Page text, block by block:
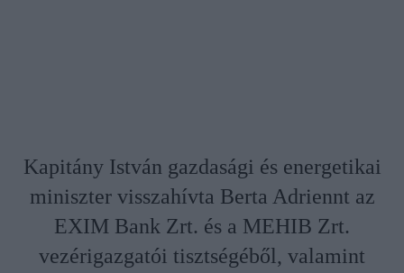
Kapitány István gazdasági és energetikai
miniszter visszahívta Berta Adriennt az
EXIM Bank Zrt. és a MEHIB Zrt.
vezérigazgatói tisztségéből, valamint